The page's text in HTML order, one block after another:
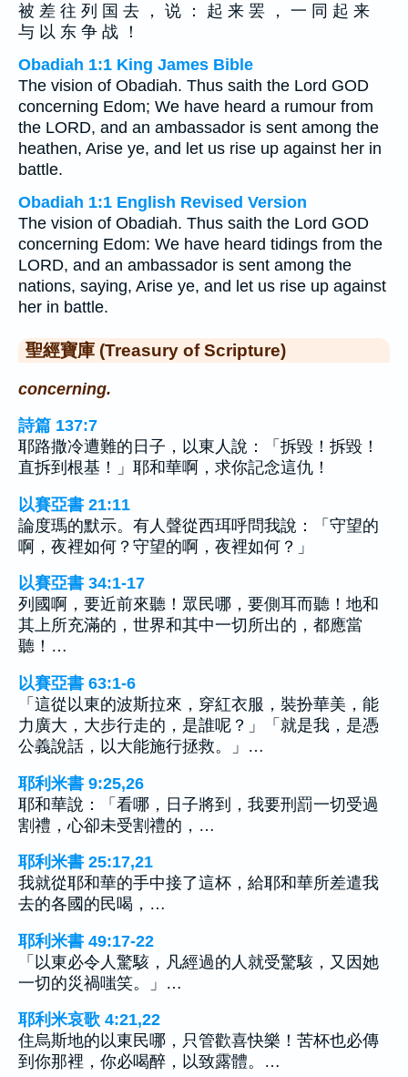
被 差 往 列 国 去 ， 说 ： 起 来 罢 ， 一 同 起 来
与 以 东 争 战 ！
Obadiah 1:1 King James Bible
The vision of Obadiah. Thus saith the Lord GOD
concerning Edom; We have heard a rumour from
the LORD, and an ambassador is sent among the
heathen, Arise ye, and let us rise up against her in
battle.
Obadiah 1:1 English Revised Version
The vision of Obadiah. Thus saith the Lord GOD
concerning Edom: We have heard tidings from the
LORD, and an ambassador is sent among the
nations, saying, Arise ye, and let us rise up against
her in battle.
聖經寶庫 (Treasury of Scripture)
concerning.
詩篇 137:7
耶路撒冷遭難的日子，以東人說：「拆毀！拆毀！
直拆到根基！」耶和華啊，求你記念這仇！
以賽亞書 21:11
論度瑪的默示。有人聲從西珥呼問我說：「守望的
啊，夜裡如何？守望的啊，夜裡如何？」
以賽亞書 34:1-17
列國啊，要近前來聽！眾民哪，要側耳而聽！地和
其上所充滿的，世界和其中一切所出的，都應當
聽！…
以賽亞書 63:1-6
「這從以東的波斯拉來，穿紅衣服，裝扮華美，能
力廣大，大步行走的，是誰呢？」「就是我，是憑
公義說話，以大能施行拯救。」…
耶利米書 9:25,26
耶和華說：「看哪，日子將到，我要刑罰一切受過
割禮，心卻未受割禮的，…
耶利米書 25:17,21
我就從耶和華的手中接了這杯，給耶和華所差遣我
去的各國的民喝，…
耶利米書 49:17-22
「以東必令人驚駭，凡經過的人就受驚駭，又因她
一切的災禍嗤笑。」…
耶利米哀歌 4:21,22
住烏斯地的以東民哪，只管歡喜快樂！苦杯也必傳
到你那裡，你必喝醉，以致露體。…